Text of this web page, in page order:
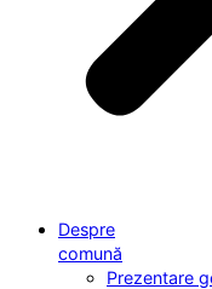
Despre
comună
Prezentare